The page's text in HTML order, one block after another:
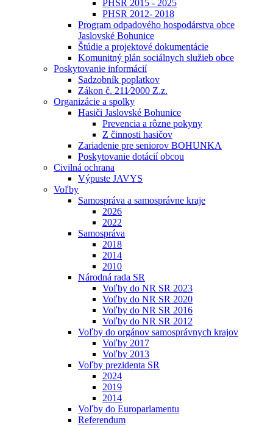
PHSR 2015 - 2025
PHSR 2012- 2018
Program odpadového hospodárstva obce
Jaslovské Bohunice
Štúdie a projektové dokumentácie
Komunitný plán sociálnych služieb obce
Poskytovanie informácií
Sadzobník poplatkov
Zákon č. 211⁄2000 Z.z.
Organizácie a spolky
Hasiči Jaslovské Bohunice
Prevencia a rôzne pokyny
Z činnosti hasičov
Zariadenie pre seniorov BOHUNKA
Poskytovanie dotácií obcou
Civilná ochrana
Výpuste JAVYS
Voľby
Samospráva a samosprávne kraje
2026
2022
Samospráva
2018
2014
2010
Národná rada SR
Voľby do NR SR 2023
Voľby do NR SR 2020
Voľby do NR SR 2016
Voľby do NR SR 2012
Voľby do orgánov samosprávnych krajov
Voľby 2017
Voľby 2013
Voľby prezidenta SR
2024
2019
2014
Voľby do Europarlamentu
Referendum